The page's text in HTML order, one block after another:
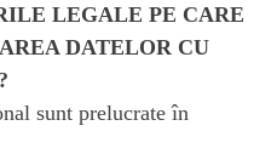
LEGALE PE CARE
DATELOR CU
sunt prelucrate în